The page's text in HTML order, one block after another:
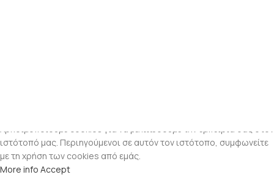
Χρησιμοποιούμε cookies για να βελτιώσουμε την εμπειρία σας στον
ιστότοπό μας. Περιηγούμενοι σε αυτόν τον ιστότοπο, συμφωνείτε
με τη χρήση των cookies από εμάς.
More info Accept